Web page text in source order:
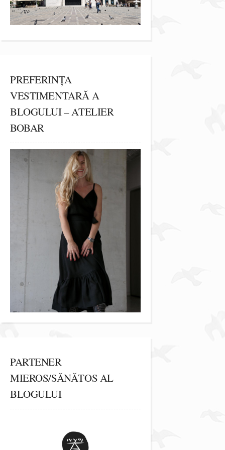
PREFERINȚA
VESTIMENTARĂ A
BLOGULUI – ATELIER
BOBAR
PARTENER
MIEROS/SĂNĂTOS AL
BLOGULUI